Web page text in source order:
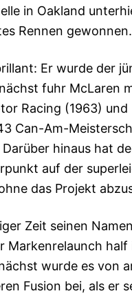
in Oakland
Rennen gewonnen.
Er wurde der
fuhr McLaren
Racing (1963)
Can-Am-
hinaus hat
auf der
das Projekt
Zeit seinen
wurde es von
Fusion bei, als er